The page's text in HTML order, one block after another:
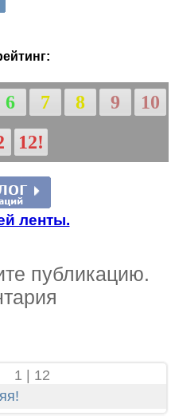
6 7 8 9
10
12!
ленты.
публикацию.
1 | 12